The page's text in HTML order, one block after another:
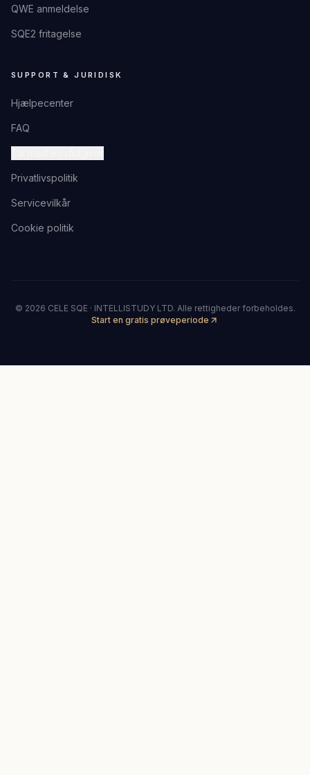
QWE anmeldelse
SQE2 fritagelse
SUPPORT & JURIDISK
Hjælpecenter
FAQ
Privatlivspolitik
Servicevilkår
Cookie politik
© 2026 CELE SQE · INTELLISTUDY LTD. Alle rettigheder forbeholdes.
Start en gratis prøveperiode